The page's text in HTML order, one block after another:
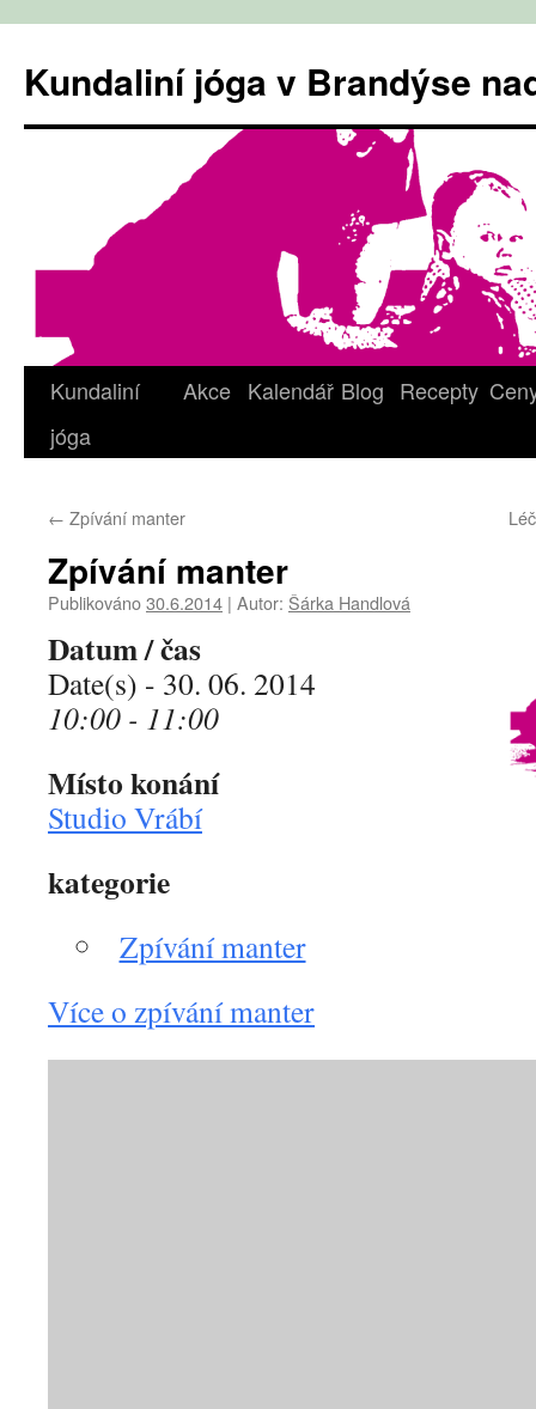
obsahu
webu
Kundaliní jóga v Brandýse
Kundaliní
jóga
Akce Kalendář Blog Recepty
← Zpívání manter
Zpívání manter
Publikováno30.6.2014 | Autor: Šárka Handlová
Datum / čas
Date(s) - 30. 06. 2014
10:00 - 11:00
Místo konání
Studio Vrábí
kategorie
Zpívání manter
Více o zpívání manter